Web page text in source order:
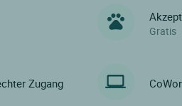
Gratis
Zugang